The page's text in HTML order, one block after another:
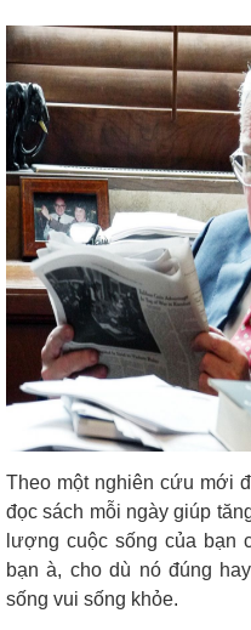
Theo một nghiên cứu mới
đọc sách mỗi ngày giúp
lượng cuộc sống của bạn
bạn à, cho dù nó đúng
sống vui sống khỏe.